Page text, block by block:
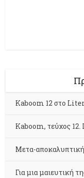
Kaboom 12 στο
Kaboom, τεύχος 12.
Μετα-
Για μια μαιευτική